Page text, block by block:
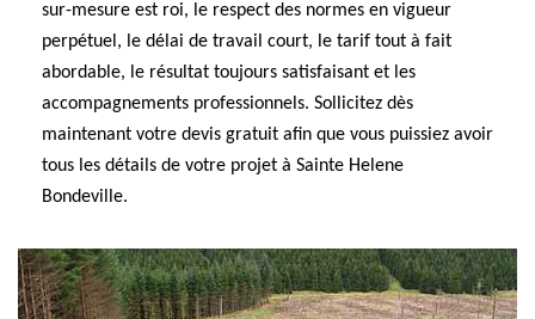
sur-mesure est roi, le respect des normes en vigueur
perpétuel, le délai de travail court, le tarif tout à fait
abordable, le résultat toujours satisfaisant et les
accompagnements professionnels. Sollicitez dès
maintenant votre devis gratuit afin que vous puissiez avoir
tous les détails de votre projet à Sainte Helene
Bondeville.